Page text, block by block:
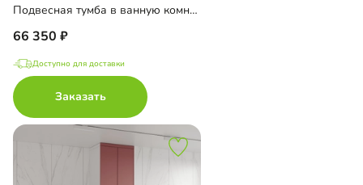
Подвесная тумба в ванную комнату Ментон-1
66 350
Доступно для доставки
Заказать